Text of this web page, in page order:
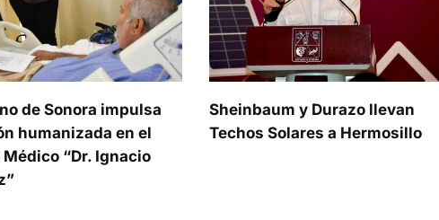
de Sonora impulsa
humanizada en el
“Dr. Ignacio
Sheinbaum y Durazo llevan
Techos Solares a Hermosillo